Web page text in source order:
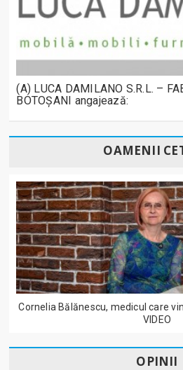
(A) LUCA DAMILANO S.R.L. –
BOTOȘANI angajează:
OAMENII
Cornelia Bălănescu, medicul care
VIDEO
OPINII